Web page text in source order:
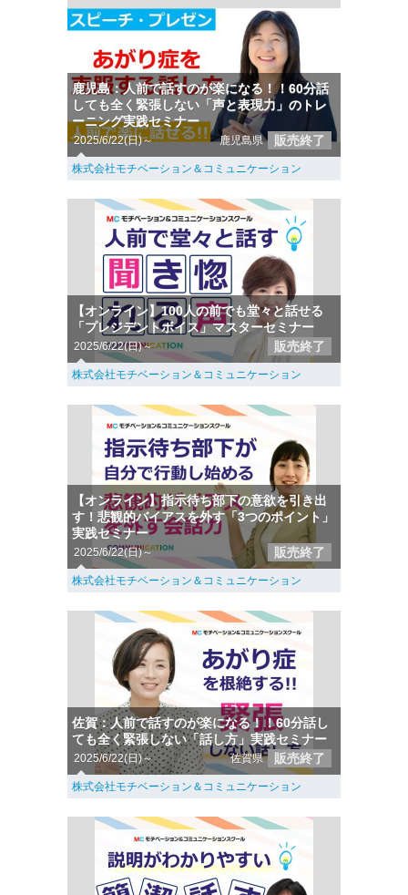
鹿児島：人前で話すのが楽になる！！60分話
しても全く緊張しない「声と表現力」のトレ
ーニング実践セミナー
2025/6/22(日)～ 鹿児島県 販売終了
株式会社モチベーション＆コミュニケーション
【オンライン】100人の前でも堂々と話せる
「プレジデントボイス」マスターセミナー
2025/6/22(日)～ 販売終了
株式会社モチベーション＆コミュニケーション
【オンライン】指示待ち部下の意欲を引き出
す！悲観的バイアスを外す「3つのポイント」
実践セミナー
2025/6/22(日)～ 販売終了
株式会社モチベーション＆コミュニケーション
佐賀：人前で話すのが楽になる！！60分話し
ても全く緊張しない「話し方」実践セミナー
2025/6/22(日)～ 佐賀県 販売終了
株式会社モチベーション＆コミュニケーション